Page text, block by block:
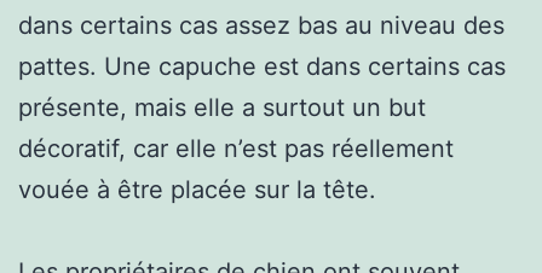
dans certains cas assez bas au niveau des
pattes. Une capuche est dans certains cas
présente, mais elle a surtout un but
décoratif, car elle n’est pas réellement
vouée à être placée sur la tête.